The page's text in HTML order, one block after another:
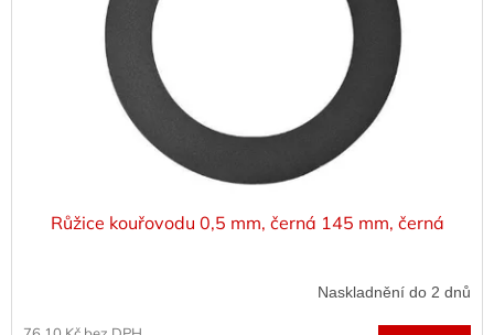
Růžice kouřovodu 0,5 mm, černá 145 mm, černá
Naskladnění do 2 dnů